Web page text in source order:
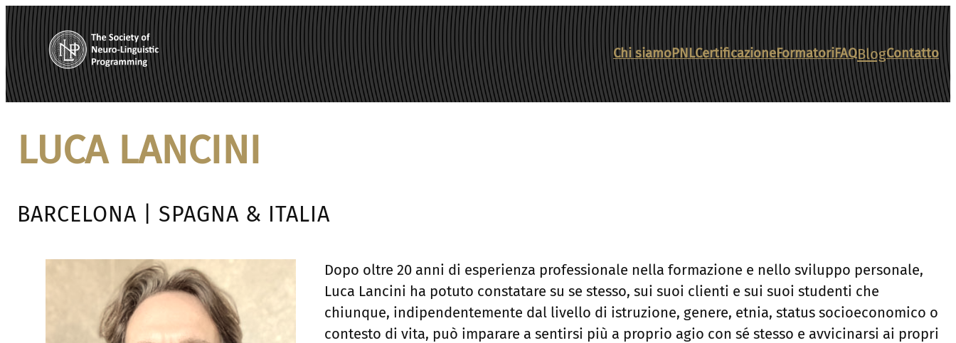
Vai
contenuto
Chi siamoPNLCertificazioneFormatoriFAQBlogContatto
LUCA LANCINI
BARCELONA | SPAGNA & ITALIA
Dopo oltre 20 anni di esperienza professionale nella formazione e nello sviluppo personale,
Luca Lancini ha potuto constatare su se stesso, sui suoi clienti e sui suoi studenti che
chiunque, indipendentemente dal livello di istruzione, genere, etnia, status socioeconomico o
contesto di vita, può imparare a sentirsi più a proprio agio con sé stesso e avvicinarsi ai propri